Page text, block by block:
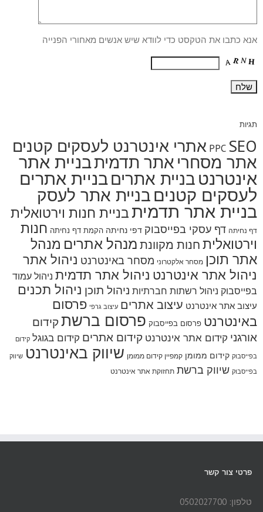
אנא כתבו את הטקסט כדי לוודא שיש אנשים מאחורי הפנייה
תגיות
PPC SEO אתרי אינטרנט לעסקים קטנים
אתר מסחריאתר תדמיתבניית אתר
אינטרנטבניית אתריםבניית אתרים
לעסקים קטניםבניית אתר לעסק
בניית אתר תדמית בניית חנות וירטואלית
דף נחיתה דף עסקי בפייסבוק דפי נחיתה הקמת דף נחיתה חנות
וירטואלית חנות מקוונת מנהל אתרים מנהל
אתר תוכן מסחר אלקטרוני מסחר באינטרנט ניהול אתר
ניהול אתר אינטרנט ניהול אתר תדמית ניהול עמוד
בפייסבוק ניהול רשתות חברתיות ניהול תוכן ניהול תכנים
עיצוב אתר אינטרנט עיצוב אתרים עיצוב גרפי פרסום
באינטרנט פרסום בפייסבוק פרסום ברשת קידום
אורגני קידום אתר אינטרנט קידום אתרים קידום בגוגל קידום
בפייסבוק קידום ממומן קמפיין קידום ממומן שיווק באינטרנט שיווק
בפייסבוק שיווק ברשת תחזוקת אתר אינטרנט
פרטי צור קשר
טלפון: 0502027700